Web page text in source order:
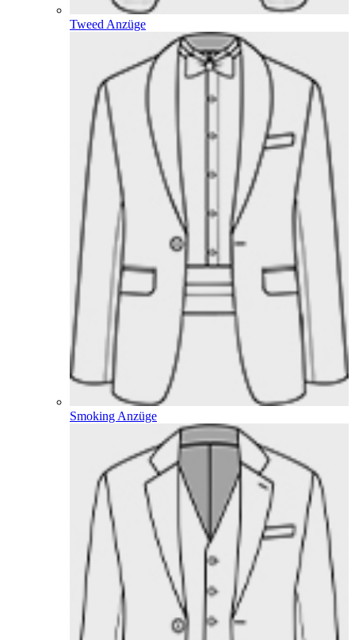
Tweed Anzüge
Smoking Anzüge